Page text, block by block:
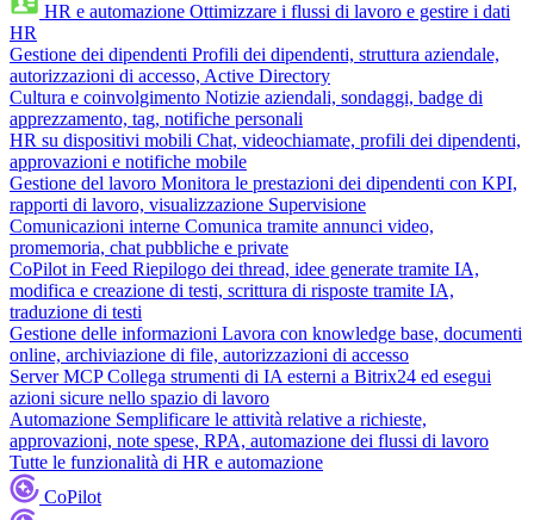
HR e automazione Ottimizzare i flussi di lavoro e gestire i dati
HR
Gestione dei dipendenti Profili dei dipendenti, struttura aziendale,
autorizzazioni di accesso, Active Directory
Cultura e coinvolgimento Notizie aziendali, sondaggi, badge di
apprezzamento, tag, notifiche personali
HR su dispositivi mobili Chat, videochiamate, profili dei dipendenti,
approvazioni e notifiche mobile
Gestione del lavoro Monitora le prestazioni dei dipendenti con KPI,
rapporti di lavoro, visualizzazione Supervisione
Comunicazioni interne Comunica tramite annunci video,
promemoria, chat pubbliche e private
CoPilot in Feed Riepilogo dei thread, idee generate tramite IA,
modifica e creazione di testi, scrittura di risposte tramite IA,
traduzione di testi
Gestione delle informazioni Lavora con knowledge base, documenti
online, archiviazione di file, autorizzazioni di accesso
Server MCP Collega strumenti di IA esterni a Bitrix24 ed esegui
azioni sicure nello spazio di lavoro
Automazione Semplificare le attività relative a richieste,
approvazioni, note spese, RPA, automazione dei flussi di lavoro
Tutte le funzionalità di HR e automazione
CoPilot